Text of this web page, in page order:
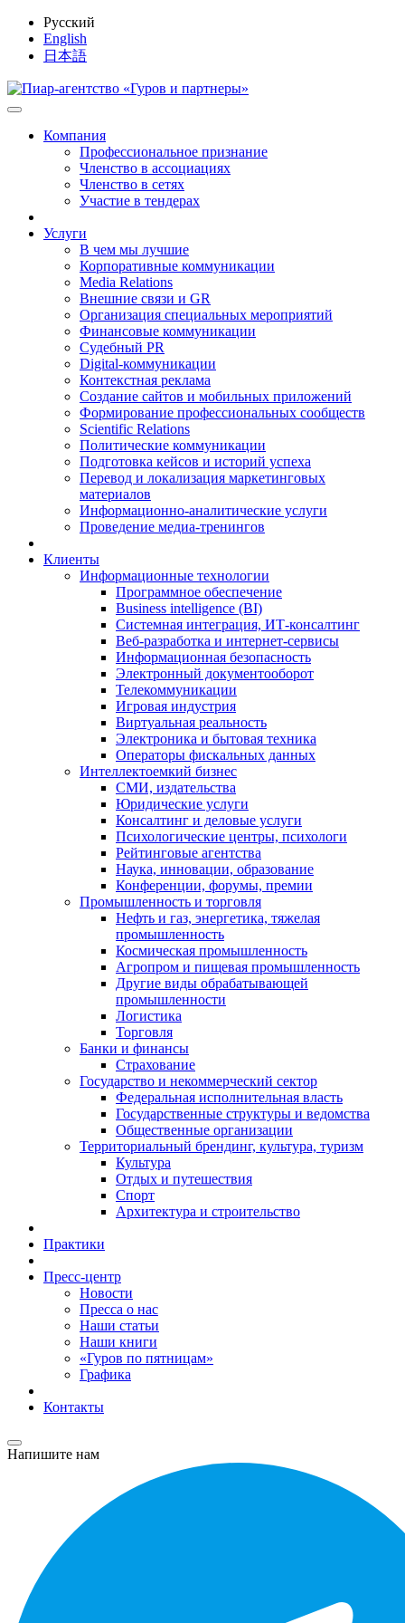
Русский
English
日本語
Компания
Профессиональное признание
Членство в ассоциациях
Членство в сетях
Участие в тендерах
Услуги
В чем мы лучшие
Корпоративные коммуникации
Media Relations
Внешние связи и GR
Организация специальных мероприятий
Финансовые коммуникации
Судебный PR
Digital-коммуникации
Контекстная реклама
Создание сайтов и мобильных приложений
Формирование профессиональных сообществ
Scientific Relations
Политические коммуникации
Подготовка кейсов и историй успеха
Перевод и локализация маркетинговых
материалов
Информационно-аналитические услуги
Проведение медиа-тренингов
Клиенты
Информационные технологии
Программное обеспечение
Business intelligence (BI)
Системная интеграция, ИТ-консалтинг
Веб-разработка и интернет-сервисы
Информационная безопасность
Электронный документооборот
Телекоммуникации
Игровая индустрия
Виртуальная реальность
Электроника и бытовая техника
Операторы фискальных данных
Интеллектоемкий бизнес
СМИ, издательства
Юридические услуги
Консалтинг и деловые услуги
Психологические центры, психологи
Рейтинговые агентства
Наука, инновации, образование
Конференции, форумы, премии
Промышленность и торговля
Нефть и газ, энергетика, тяжелая
промышленность
Космическая промышленность
Агропром и пищевая промышленность
Другие виды обрабатывающей
промышленности
Логистика
Торговля
Банки и финансы
Страхование
Государство и некоммерческий сектор
Федеральная исполнительная власть
Государственные структуры и ведомства
Общественные организации
Территориальный брендинг, культура, туризм
Культура
Отдых и путешествия
Спорт
Архитектура и строительство
Практики
Пресс-центр
Новости
Пресса о нас
Наши статьи
Наши книги
«Гуров по пятницам»
Графика
Контакты
Напишите нам